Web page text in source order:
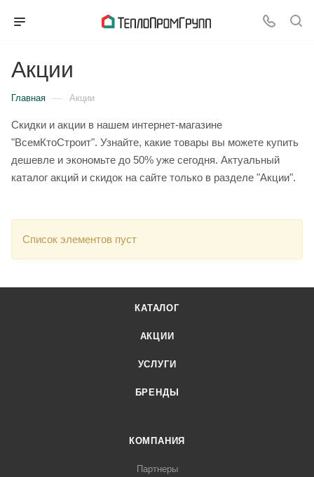
Акции
Главная — Акции
Скидки и акции в нашем интернет-магазине
"ВсемКтоСтроит". Узнайте, какие товары вы можете купить
дешевле и экономьте до 50% уже сегодня. Актуальный
каталог акций и скидок на сайте только в разделе "Акции".
Список элементов пуст
КАТАЛОГ
АКЦИИ
УСЛУГИ
БРЕНДЫ
КОМПАНИЯ
Партнеры